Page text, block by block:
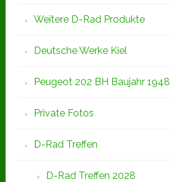
Weitere D-Rad Produkte
Deutsche Werke Kiel
Peugeot 202 BH Baujahr 1948
Private Fotos
D-Rad Treffen
D-Rad Treffen 2028